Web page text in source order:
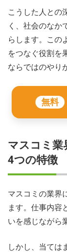
こうした人との
く、社会のなか
らします。この
をつなぐ役割を
ならではのやり
無料
マスコミ業
4つの特徴
マスコミの業界
ます。仕事内容
いを感じながら
しかし、当ては